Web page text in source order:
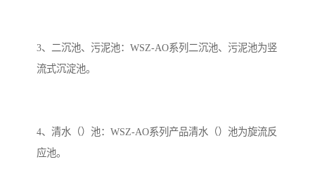
3、二沉池、污泥池：WSZ-AO系列二沉池、污泥池为竖
流式沉淀池。
4、清水（）池：WSZ-AO系列产品清水（）池为旋流反
应池。